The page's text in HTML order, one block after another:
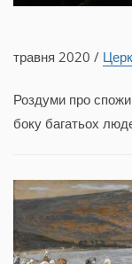
травня 2020 /
Роздуми про
боку багатьох